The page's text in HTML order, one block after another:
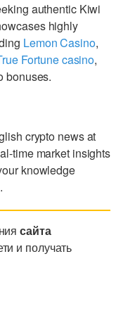
authentic Kiwi
highly
Lemon Casino,
Fortune casino,
bonuses.
crypto news at
time market insights
knowledge
сайта
и получать